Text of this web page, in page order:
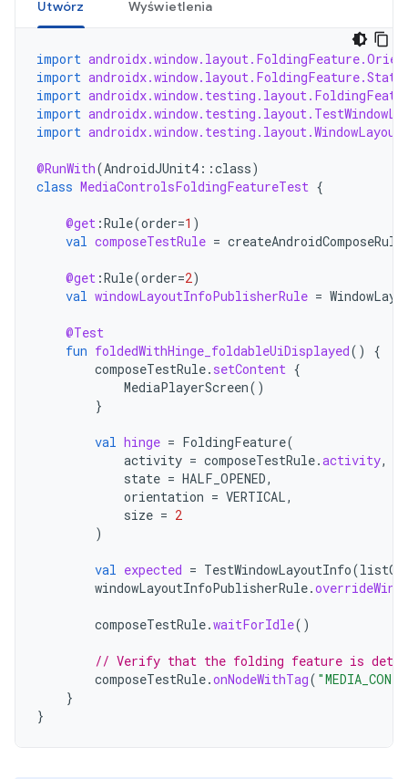
Utwórz Wyświetlenia
import
import
import
import
import
@RunWith(AndroidJUnit4 ::class)
class MediaControlsFoldingFeatureTest {
@get :Rule(order=1 )
val composeTestRule =
@get :Rule(order=2)
val windowLayoutInfoPublisherRule =
@Test
fun foldedWithHinge_foldableUiDisplayed()
{
composeTestRule. setContent {
MediaPlayerScreen()
}
val hinge = FoldingFeature(
activity = composeTestRule.activity,
state = HALF_OPENED,
orientation = VERTICAL,
size = 2
)
val expected = TestWindowLayoutInfo(listOf
windowLayoutInfoPublisherRule.
composeTestRule.waitForIdle()
// Verify that the folding feature is
composeTestRule.onNodeWithTag(
}
}